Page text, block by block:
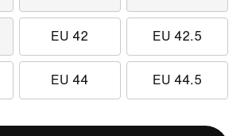
EU 42 EU 42.5
EU 44 EU 44.5